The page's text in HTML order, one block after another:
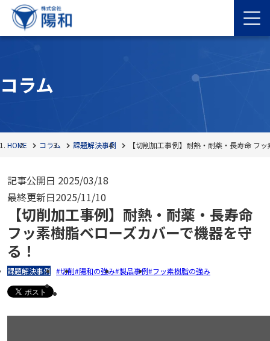
コラム
HOME コラム 課題解決事例 【切削加工事例】耐熱・耐薬・長寿命 フ
記事公開日 2025/03/18
最終更新日2025/11/10
【切削加工事例】耐熱・耐薬・長寿命
フッ素樹脂ベローズカバーで機器を守
る！
課題解決事例 切削 陽和の強み 製品事例 フッ素樹脂の強み